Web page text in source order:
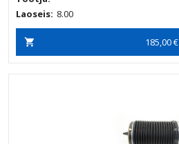
Laoseis: 8.00
185,00 €